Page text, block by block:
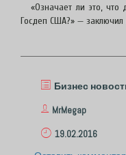
«Означает ли это, что
Госдеп США?» — заключил
Бизнес
MrMegap
19.02.2016